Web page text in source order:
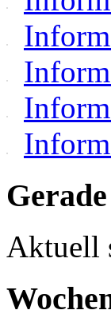
Aktuell